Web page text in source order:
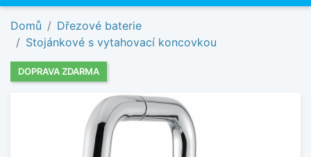
Domů
Dřezové baterie
Stojánkové s vytahovací koncovkou
DOPRAVA ZDARMA